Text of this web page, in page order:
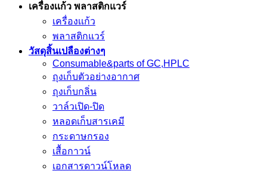
เครื่องเเก้ว พลาสติกแวร์
เครื่องเเก้ว
พลาสติกแวร์
วัสดุสิ้นเปลืองต่างๆ
Consumable&parts of GC,HPLC
ถุงเก็บตัวอย่างอากาศ
ถุงเก็บกลิ่น
วาล์วเปิด-ปิด
หลอดเก็บสารเคมี
กระดาษกรอง
เสื้อกาวน์
เอกสารดาวน์โหลด